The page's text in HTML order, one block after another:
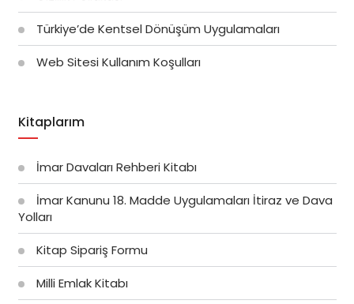
Türkiye’de Kentsel Dönüşüm Uygulamaları
Web Sitesi Kullanım Koşulları
Kitaplarım
İmar Davaları Rehberi Kitabı
İmar Kanunu 18. Madde Uygulamaları İtiraz ve Dava
Yolları
Kitap Sipariş Formu
Milli Emlak Kitabı